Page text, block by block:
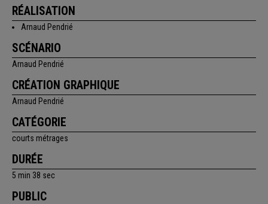
RÉALISATION
Arnaud Pendrié
SCÉNARIO
Arnaud Pendrié
CRÉATION GRAPHIQUE
Arnaud Pendrié
CATÉGORIE
courts métrages
DURÉE
5 min 38 sec
PUBLIC